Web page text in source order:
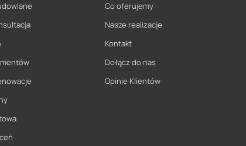
Co oferujemy
Nasze realizacje
Kontakt
Dołącz do nas
Opinie Klientów